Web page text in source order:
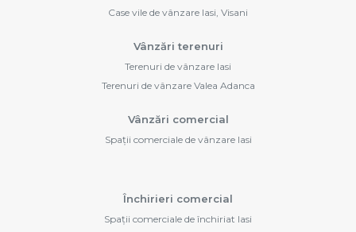
Case vile de vânzare Iasi, Visani
Vânzări terenuri
Terenuri de vânzare Iasi
Terenuri de vânzare Valea Adanca
Vânzări comercial
Spații comerciale de vânzare Iasi
Închirieri comercial
Spații comerciale de închiriat Iasi